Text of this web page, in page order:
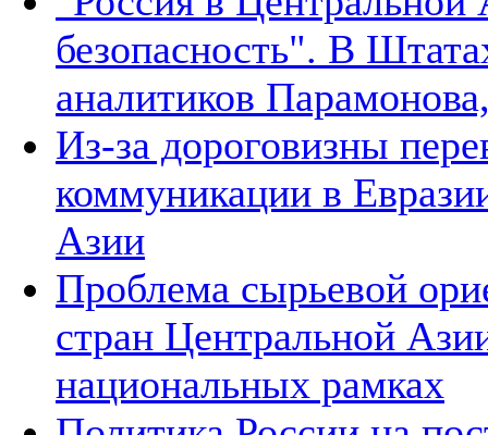
безопасность". В
аналитиков
Из-за дороговизны
коммуникации в
Азии
Проблема сырьевой
стран Центральной
национальных рамках